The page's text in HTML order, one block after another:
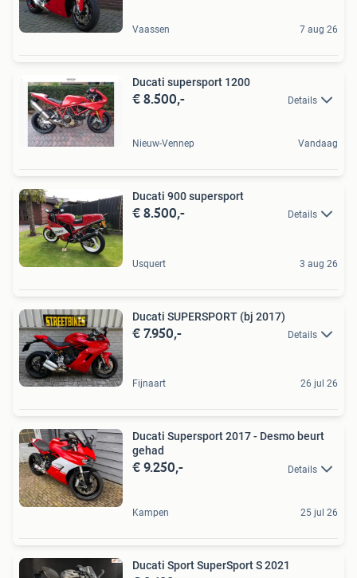
Vaassen 7 aug 26
Ducati supersport 1200
€ 8.500,- Details
Nieuw-Vennep Vandaag
Ducati 900 supersport
€ 8.500,- Details
Usquert 3 aug 26
Ducati SUPERSPORT (bj 2017)
€ 7.950,- Details
Fijnaart 26 jul 26
Ducati Supersport 2017 - Desmo beurt
gehad
€ 9.250,- Details
Kampen 25 jul 26
Ducati Sport SuperSport S 2021